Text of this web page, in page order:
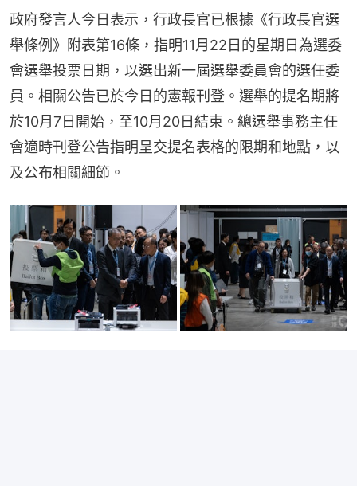
政府發言人今日表示，行政長官已根據《行政長官選
舉條例》附表第16條，指明11月22日的星期日為選委
會選舉投票日期，以選出新一屆選舉委員會的選任委
員。相關公告已於今日的憲報刊登。選舉的提名期將
於10月7日開始，至10月20日結束。總選舉事務主任
會適時刊登公告指明呈交提名表格的限期和地點，以
及公布相關細節。